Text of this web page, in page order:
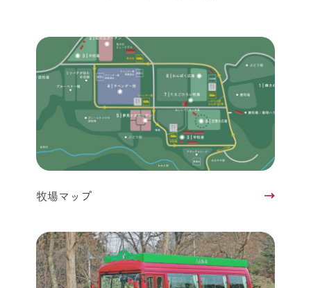
牧場マップ